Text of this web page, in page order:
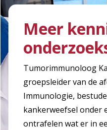
Meer
Tumorimmunoloog
groepsleider van de
Immunologie,
kankerweefsel onder
ontrafelen wat er in